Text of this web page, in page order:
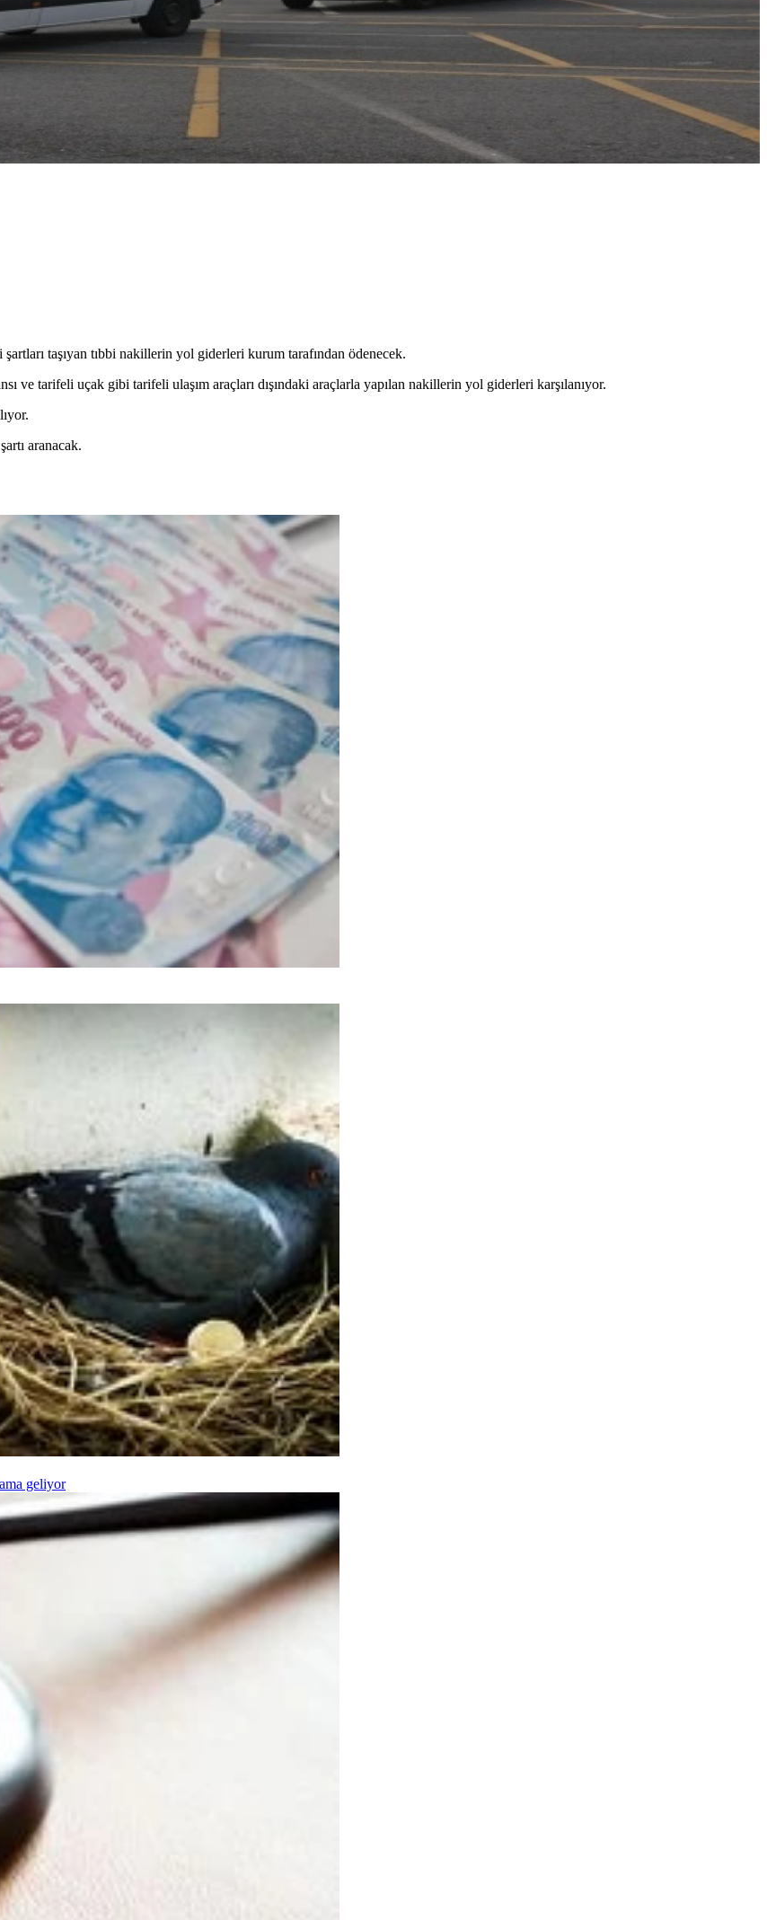
taşıyan tıbbi nakillerin yol giderleri kurum tarafından ödenecek.
ve tarifeli uçak gibi tarifeli ulaşım araçları dışındaki araçlarla yapılan nakillerin yol giderleri karşılanıyor.
aranacak.
geliyor